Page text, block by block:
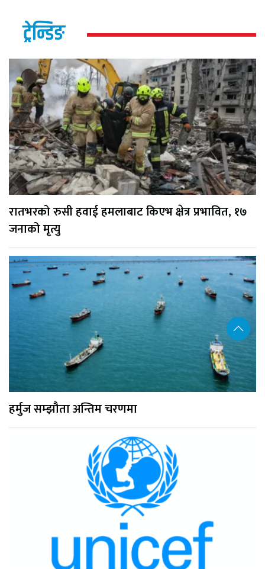
ट्रेन्डिङ
रातभरको रुसी हवाई हमलाबाट किएभ क्षेत्र प्रभावित, १७
जनाको मृत्यु
हर्मुज सम्झौता अन्तिम चरणमा